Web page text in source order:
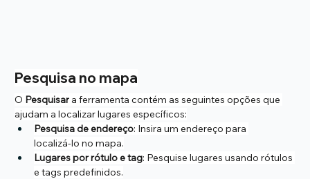
Pesquisa no mapa
O Pesquisar a ferramenta contém as seguintes opções que
ajudam a localizar lugares específicos:
Pesquisa de endereço: Insira um endereço para
localizá‑lo no mapa.
Lugares por rótulo e tag: Pesquise lugares usando rótulos
e tags predefinidos.